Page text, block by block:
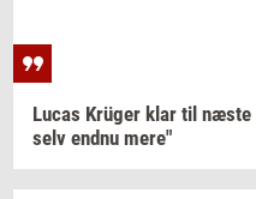
Lucas Krüger klar til næste
selv endnu mere"